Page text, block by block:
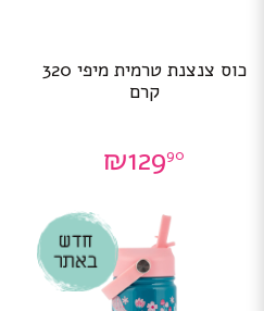
כוס צנצנת טרמית מיפי 320
קרם
₪12990